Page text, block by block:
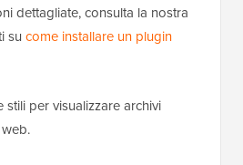
dettagliate, consulta la nostra
su come installare un plugin
per visualizzare archivi